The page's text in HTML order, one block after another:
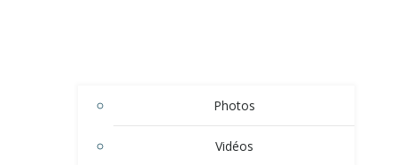
Photos
Vidéos